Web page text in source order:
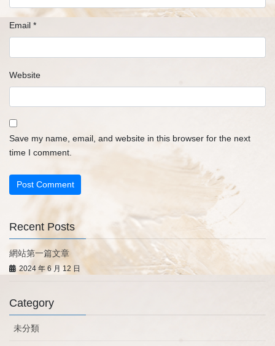
Email *
Website
Save my name, email, and website in this browser for the next
time I comment.
Recent Posts
網站第一篇文章
2024 年 6 月 12 日
Category
未分類